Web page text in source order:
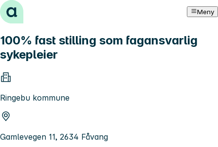
Hopp til innhold Meny
100% fast stilling som fagansvarlig
sykepleier
Ringebu kommune
Gamlevegen 11, 2634 Fåvang